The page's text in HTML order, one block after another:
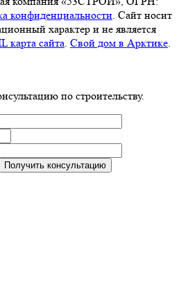
конфиденциальности. Сайт носит
характер и не является
карта сайта. Свой дом в Арктике.
по строительству.
Получить консультацию